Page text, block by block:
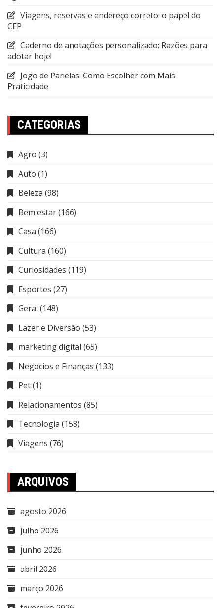
Viagens, reservas e endereço correto: o papel do
CEP
Caderno de anotações personalizado: Razões para
adotar hoje!
Jogo de Panelas: Como Escolher com Mais
Praticidade
CATEGORIAS
Agro (3)
Auto (1)
Beleza (98)
Bem estar(166)
Casa (166)
Cultura (160)
Curiosidades (119)
Esportes (27)
Geral (148)
Lazer e Diversão (53)
marketing digital (65)
Negocios e Finanças (133)
Pet(1)
Relacionamentos (85)
Tecnologia (158)
Viagens (76)
ARQUIVOS
agosto 2026
julho 2026
junho 2026
abril 2026
março 2026